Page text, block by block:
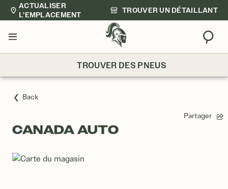
ACTUALISER
L’EMPLACEMENT
TROUVER UN DÉTAILLANT
Menu
TROUVER DES PNEUS
Back
Partager
CANADA AUTO